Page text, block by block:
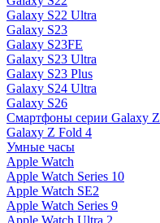
Galaxy S22 Ultra
Galaxy S23
Galaxy S23FE
Galaxy S23 Ultra
Galaxy S23 Plus
Galaxy S24 Ultra
Galaxy S26
Смартфоны серии Galaxy Z
Galaxy Z Fold 4
Умные часы
Apple Watch
Apple Watch Series 10
Apple Watch SE2
Apple Watch Series 9
Apple Watch Ultra 2